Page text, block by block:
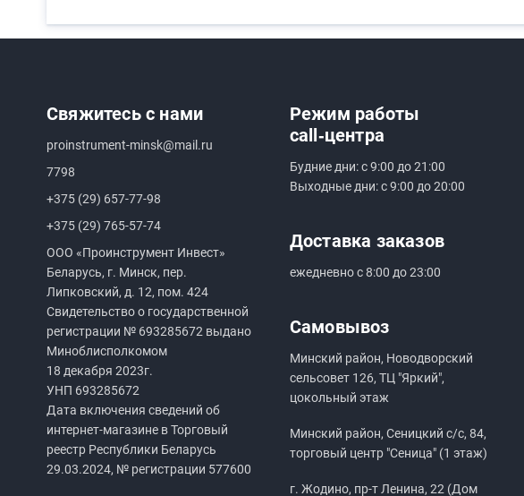
Свяжитесь с нами
proinstrument-minsk@mail.ru
7798
+375 (29) 657-77-98
+375 (29) 765-57-74
ООО «Проинструмент Инвест»
Беларусь, г. Минск, пер.
Липковский, д. 12, пом. 424
Свидетельство о государственной
регистрации № 693285672 выдано
Миноблисполкомом
18 декабря 2023г.
УНП 693285672
Дата включения сведений об
интернет-магазине в Торговый
реестр Республики Беларусь
29.03.2024, № регистрации 577600
Режим работы
call‑центра
Будние дни: с 9:00 до 21:00
Выходные дни: с 9:00 до 20:00
Доставка заказов
ежедневно с 8:00 до 23:00
Самовывоз
Минский район, Новодворский
сельсовет 126, ТЦ "Яркий",
цокольный этаж
Минский район, Сеницкий с/с, 84,
торговый центр "Сеница" (1 этаж)
г. Жодино, пр-т Ленина, 22 (Дом